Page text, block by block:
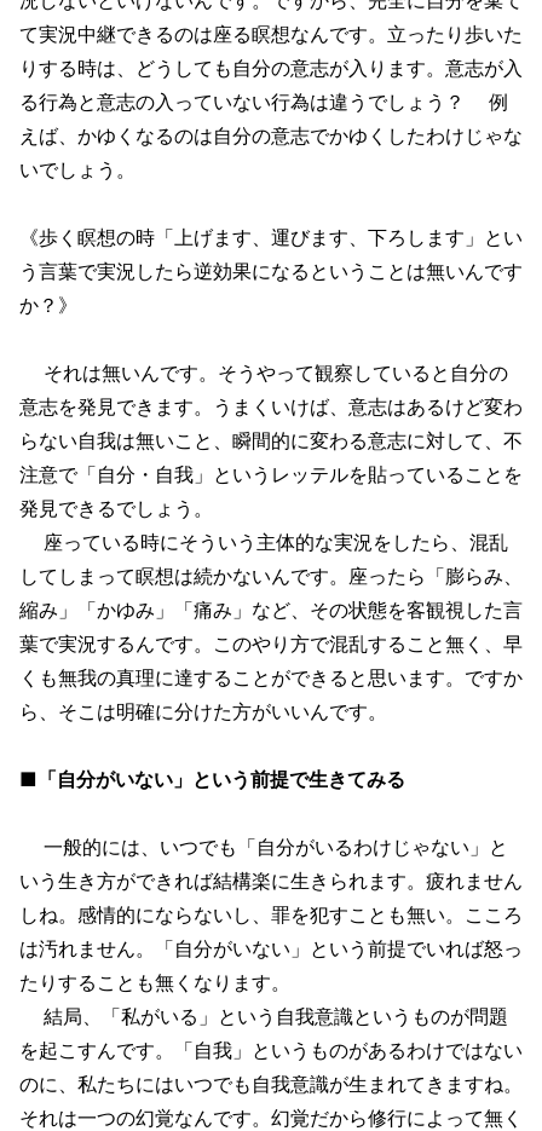
て実況中継できるのは座る瞑想なんです。立ったり歩いた
りする時は、どうしても自分の意志が入ります。意志が入
る行為と意志の入っていない行為は違うでしょう？ 例
えば、かゆくなるのは自分の意志でかゆくしたわけじゃな
いでしょう。
《歩く瞑想の時「上げます、運びます、下ろします」とい
う言葉で実況したら逆効果になるということは無いんです
か？》
それは無いんです。そうやって観察していると自分の
意志を発見できます。うまくいけば、意志はあるけど変わ
らない自我は無いこと、瞬間的に変わる意志に対して、不
注意で「自分・自我」というレッテルを貼っていることを
発見できるでしょう。
座っている時にそういう主体的な実況をしたら、混乱
してしまって瞑想は続かないんです。座ったら「膨らみ、
縮み」「かゆみ」「痛み」など、その状態を客観視した言
葉で実況するんです。このやり方で混乱すること無く、早
くも無我の真理に達することができると思います。ですか
ら、そこは明確に分けた方がいいんです。
■「自分がいない」という前提で生きてみる
一般的には、いつでも「自分がいるわけじゃない」と
いう生き方ができれば結構楽に生きられます。疲れません
しね。感情的にならないし、罪を犯すことも無い。こころ
は汚れません。「自分がいない」という前提でいれば怒っ
たりすることも無くなります。
結局、「私がいる」という自我意識というものが問題
を起こすんです。「自我」というものがあるわけではない
のに、私たちにはいつでも自我意識が生まれてきますね。
それは一つの幻覚なんです。幻覚だから修行によって無く